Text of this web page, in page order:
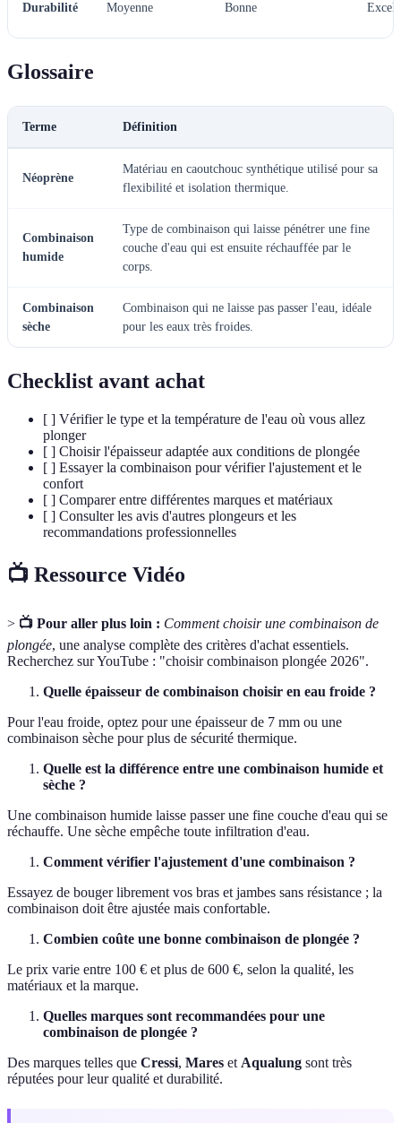
Durabilité Moyenne Bonne
Glossaire
Terme Définition
Néoprène
Matériau en caoutchouc synthétique utilisé pour sa
flexibilité et isolation thermique.
Combinaison
humide
Type de combinaison qui laisse pénétrer une fine
couche d'eau qui est ensuite réchauffée par le
corps.
Combinaison
sèche
Combinaison qui ne laisse pas passer l'eau, idéale
pour les eaux très froides.
Checklist avant achat
[ ] Vérifier le type et la température de l'eau où vous allez
plonger
[ ] Choisir l'épaisseur adaptée aux conditions de plongée
[ ] Essayer la combinaison pour vérifier l'ajustement et le
confort
[ ] Comparer entre différentes marques et matériaux
[ ] Consulter les avis d'autres plongeurs et les
recommandations professionnelles
📺 Ressource Vidéo
> 📺 Pour aller plus loin : Comment choisir une combinaison de
plongée, une analyse complète des critères d'achat essentiels.
Recherchez sur YouTube : "choisir combinaison plongée 2026".
Quelle épaisseur de combinaison choisir en eau froide ?
Pour l'eau froide, optez pour une épaisseur de 7 mm ou une
combinaison sèche pour plus de sécurité thermique.
Quelle est la différence entre une combinaison humide et
sèche ?
Une combinaison humide laisse passer une fine couche d'eau qui se
réchauffe. Une sèche empêche toute infiltration d'eau.
Comment vérifier l'ajustement d'une combinaison ?
Essayez de bouger librement vos bras et jambes sans résistance ; la
combinaison doit être ajustée mais confortable.
Combien coûte une bonne combinaison de plongée ?
Le prix varie entre 100 € et plus de 600 €, selon la qualité, les
matériaux et la marque.
Quelles marques sont recommandées pour une
combinaison de plongée ?
Des marques telles que Cressi, Mares et Aqualung sont très
réputées pour leur qualité et durabilité.